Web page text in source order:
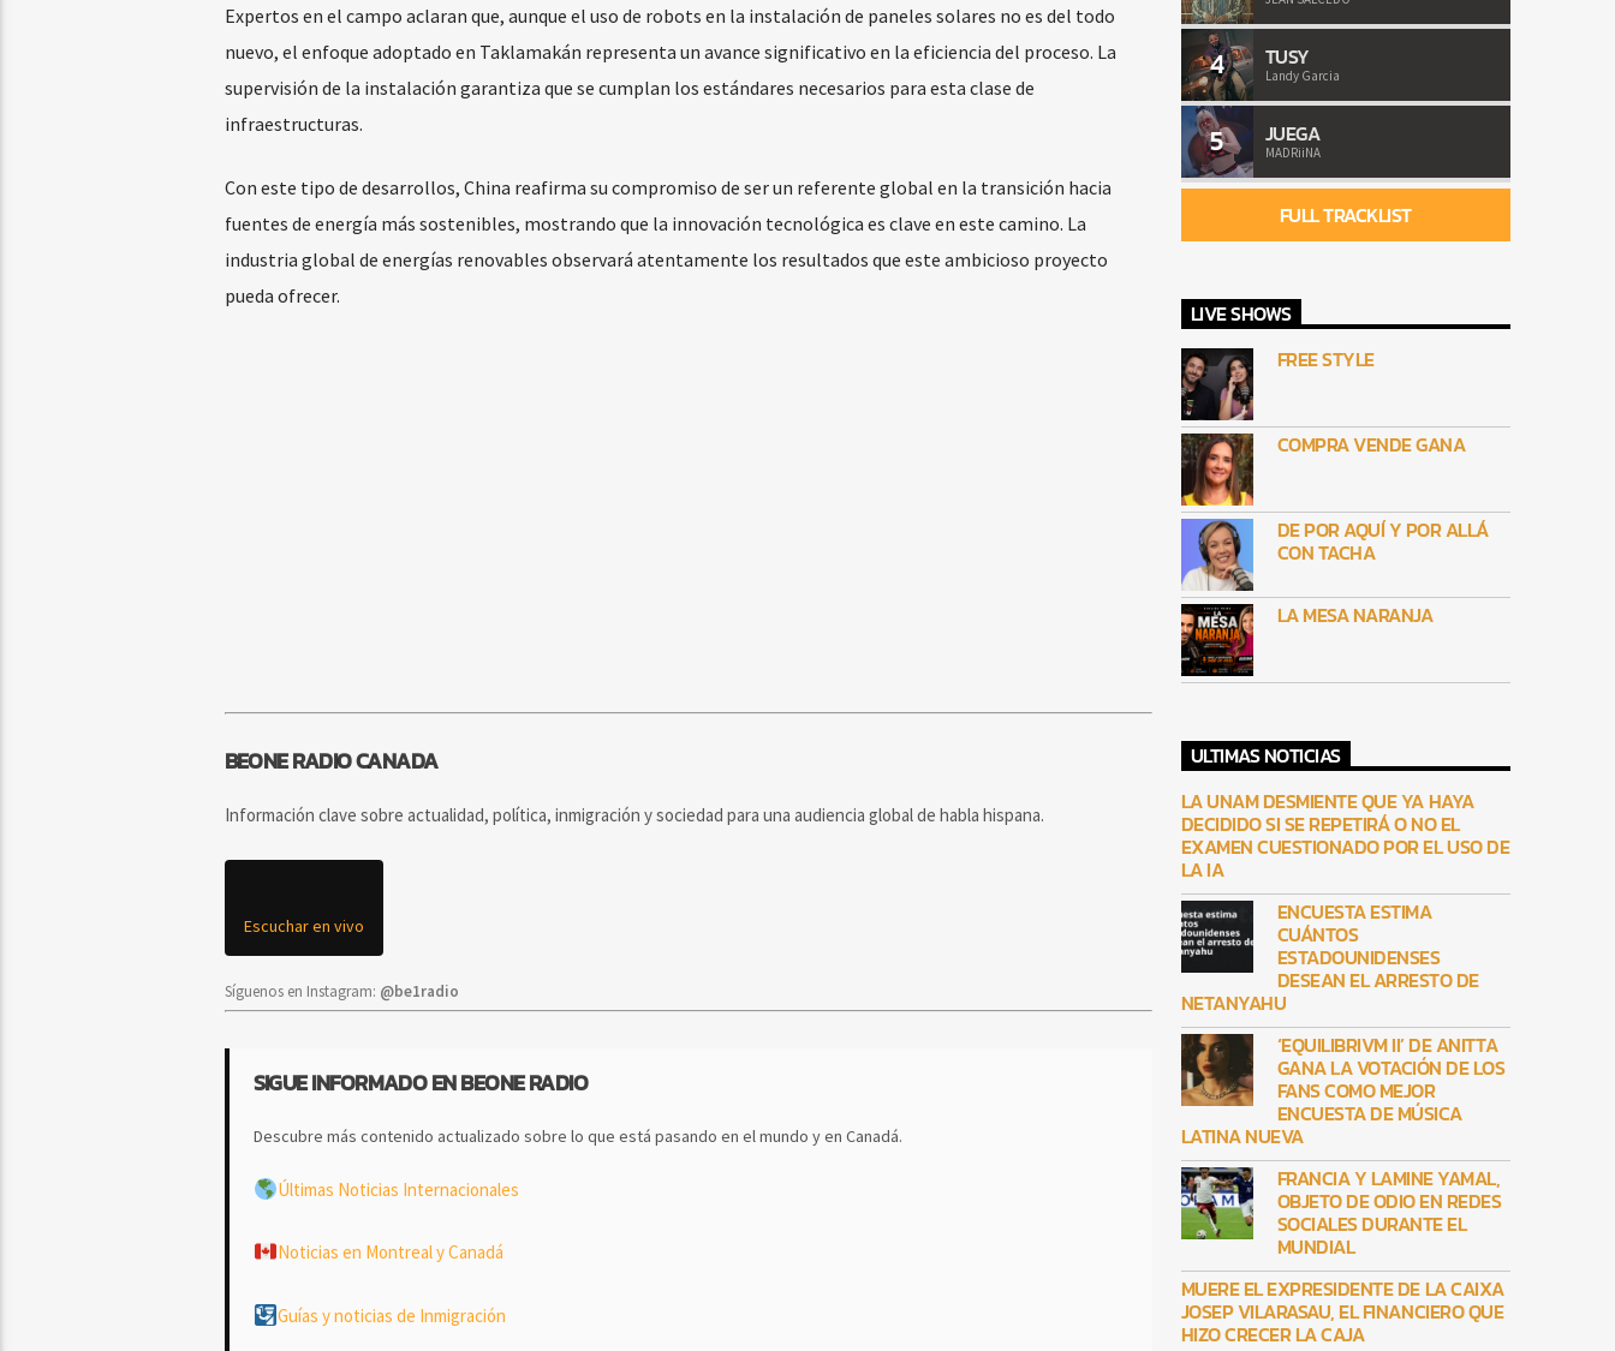
Expertos en el campo aclaran que, aunque el uso de robots en la instalación de paneles solares no es del todo
nuevo, el enfoque adoptado en Taklamakán representa un avance significativo en la eficiencia del proceso. La
supervisión de la instalación garantiza que se cumplan los estándares necesarios para esta clase de
infraestructuras.
Con este tipo de desarrollos, China reafirma su compromiso de ser un referente global en la transición hacia
fuentes de energía más sostenibles, mostrando que la innovación tecnológica es clave en este camino. La
industria global de energías renovables observará atentamente los resultados que este ambicioso proyecto
pueda ofrecer.
BEONE RADIO CANADA
Información clave sobre actualidad, política, inmigración y sociedad para una audiencia global de habla hispana.
Escuchar en vivo
Síguenos en Instagram: @be1radio
SIGUE INFORMADO EN BEONE RADIO
Descubre más contenido actualizado sobre lo que está pasando en el mundo y en Canadá.
Últimas Noticias Internacionales
Noticias en Montreal y Canadá
Guías y noticias de Inmigración
4 TUSY
Landy Garcia
5 JUEGA
MADRiiNA
FULL TRACKLIST
LIVE SHOWS
FREE STYLE
COMPRA VENDE GANA
DE POR AQUÍ Y POR ALLÁ
CON TACHA
LA MESA NARANJA
ULTIMAS NOTICIAS
LA UNAM DESMIENTE QUE YA HAYA
DECIDIDO SI SE REPETIRÁ O NO EL
EXAMEN CUESTIONADO POR EL USO DE
LA IA
ENCUESTA ESTIMA
CUÁNTOS
ESTADOUNIDENSES
DESEAN EL ARRESTO DE
NETANYAHU
‘EQUILIBRIVM II’ DE ANITTA
GANA LA VOTACIÓN DE LOS
FANS COMO MEJOR
ENCUESTA DE MÚSICA
LATINA NUEVA
FRANCIA Y LAMINE YAMAL,
OBJETO DE ODIO EN REDES
SOCIALES DURANTE EL
MUNDIAL
MUERE EL EXPRESIDENTE DE LA CAIXA
JOSEP VILARASAU, EL FINANCIERO QUE
HIZO CRECER LA CAJA